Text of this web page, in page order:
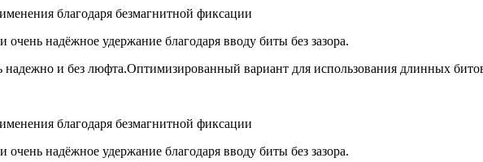
благодаря безмагнитной фиксации
очень надёжное удержание благодаря вводу биты без зазора.
надежно и без люфта.Оптимизированный вариант для использования длинных
благодаря безмагнитной фиксации
очень надёжное удержание благодаря вводу биты без зазора.